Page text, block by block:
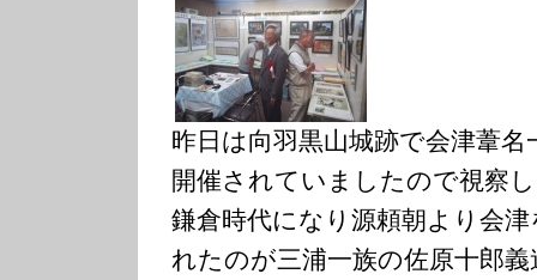
昨日は向羽黒山城跡で会津葦
開催されていましたので視察
鎌倉時代になり源頼朝より会
れたのが三浦一族の佐原十郎